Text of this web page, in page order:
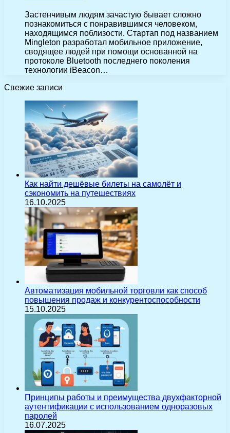
Застенчивым людям зачастую бывает сложно
познакомиться с понравившимся человеком,
находящимся поблизости. Стартап под названием
Mingleton разработал мобильное приложение,
сводящее людей при помощи основанной на
протоколе Bluetooth последнего поколения
технологии iBeacon…
Свежие записи
Как найти дешёвые билеты на самолёт и
сэкономить на путешествиях
16.10.2025
Автоматизация мобильной торговли как способ
повышения продаж и конкурентоспособности
15.10.2025
Принципы работы и преимущества двухфакторной
аутентификации с использованием одноразовых
паролей
16.07.2025